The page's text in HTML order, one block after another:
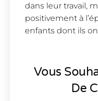
dans leur travail,
positivement à
enfants dont ils
Vous
De